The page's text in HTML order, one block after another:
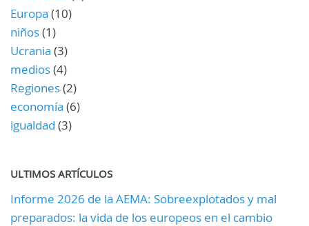
Europa (10)
niños(1)
Ucrania (3)
medios(4)
Regiones(2)
economía (6)
igualdad (3)
ULTIMOS ARTÍCULOS
Informe 2026 de la AEMA: Sobreexplotados y mal
preparados: la vida de los europeos en el cambio